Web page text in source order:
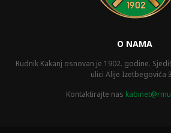
O NAMA
Rudnik Kakanj osnovan je 1902. godine.
ulici Alije Izetbegovića
Kontaktirajte nas